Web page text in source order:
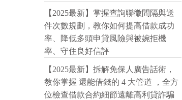
【2025最新】掌握查詢聯徵間隔與送
件次數規劃，教你如何提高借款成功
率、降低多頭申貸風險與被婉拒機
率、守住良好信評
【2025最新】拆解免保人廣告話術，
教你掌握 還能借錢的 4 大管道 ，全方
位檢查借款合約細節遠離高利貸詐騙